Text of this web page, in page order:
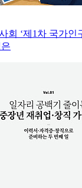
회 ‘제1차 국가인